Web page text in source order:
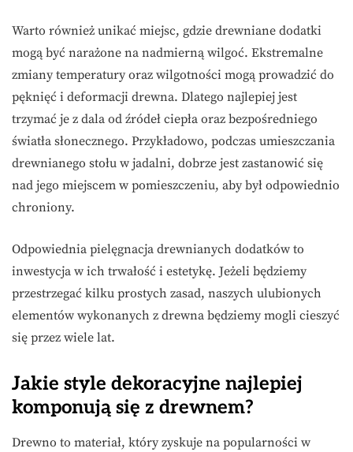
Warto również unikać miejsc, gdzie drewniane dodatki
mogą być narażone na nadmierną wilgoć. Ekstremalne
zmiany temperatury oraz wilgotności mogą prowadzić do
pęknięć i deformacji drewna. Dlatego najlepiej jest
trzymać je z dala od źródeł ciepła oraz bezpośredniego
światła słonecznego. Przykładowo, podczas umieszczania
drewnianego stołu w jadalni, dobrze jest zastanowić się
nad jego miejscem w pomieszczeniu, aby był odpowiednio
chroniony.
Odpowiednia pielęgnacja drewnianych dodatków to
inwestycja w ich trwałość i estetykę. Jeżeli będziemy
przestrzegać kilku prostych zasad, naszych ulubionych
elementów wykonanych z drewna będziemy mogli cieszyć
się przez wiele lat.
Jakie style dekoracyjne najlepiej
komponują się z drewnem?
Drewno to materiał, który zyskuje na popularności w